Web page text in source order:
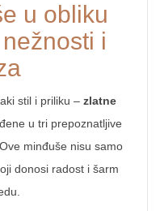
u obliku
i
stil i priliku – zlatne
u tri prepoznatljive
minđuše nisu samo
donosi radost i šarm